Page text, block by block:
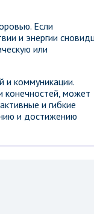
Если
и энергии
или
и коммуникации.
конечностей, может
и гибкие
и достижению